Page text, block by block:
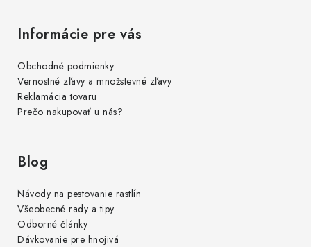
Informácie pre vás
Obchodné podmienky
Vernostné zľavy a množstevné zľavy
Reklamácia tovaru
Prečo nakupovať u nás?
Blog
Návody na pestovanie rastlín
Všeobecné rady a tipy
Odborné články
Dávkovanie pre hnojivá